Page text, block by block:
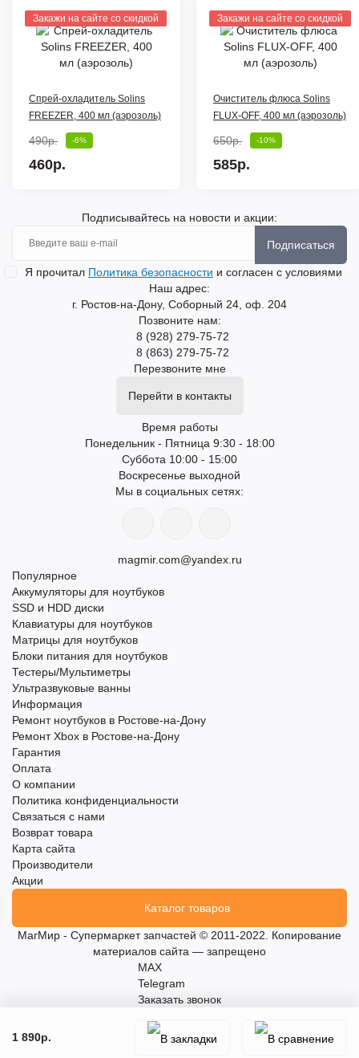
Закажи на сайте со скидкой
Спрей-охладитель Solins
FREEZER, 400 мл (аэрозоль)
490р. -6%
460р.
Закажи на сайте со скидкой
Очиститель флюса Solins
FLUX-OFF, 400 мл (аэрозоль)
650р. -10%
585р.
1 890р.
Подписывайтесь на новости и акции:
Подписаться
Я прочитал Политика безопасности и согласен с условиями
Наш адрес:
г. Ростов-на-Дону, Соборный 24, оф. 204
Позвоните нам:
8 (928) 279-75-72
8 (863) 279-75-72
Перезвоните мне
Перейти в контакты
Время работы
Понедельник - Пятница 9:30 - 18:00
Суббота 10:00 - 15:00
Воскресенье выходной
Мы в социальных сетях:
magmir.com@yandex.ru
Популярное
Аккумуляторы для ноутбуков
SSD и HDD диски
Клавиатуры для ноутбуков
Матрицы для ноутбуков
Блоки питания для ноутбуков
Тестеры/Мультиметры
Ультразвуковые ванны
Информация
Ремонт ноутбуков в Ростове-на-Дону
Ремонт Xbox в Ростове-на-Дону
Гарантия
Оплата
О компании
Политика конфиденциальности
Связаться с нами
Возврат товара
Карта сайта
Производители
Акции
Каталог товаров
МагМир - Супермаркет запчастей © 2011-2022. Копирование
материалов сайта — запрещено
MAX
Telegram
Заказать звонок